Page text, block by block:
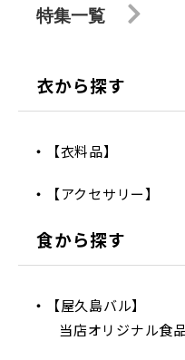
特集一覧
衣から探す
【衣料品】
【アクセサリー】
食から探す
【屋久島バル】
当店オリジナル食